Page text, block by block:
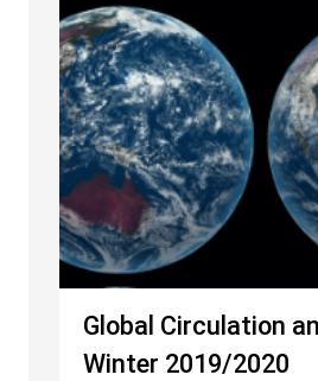
Global Circulation
Winter 2019/2020